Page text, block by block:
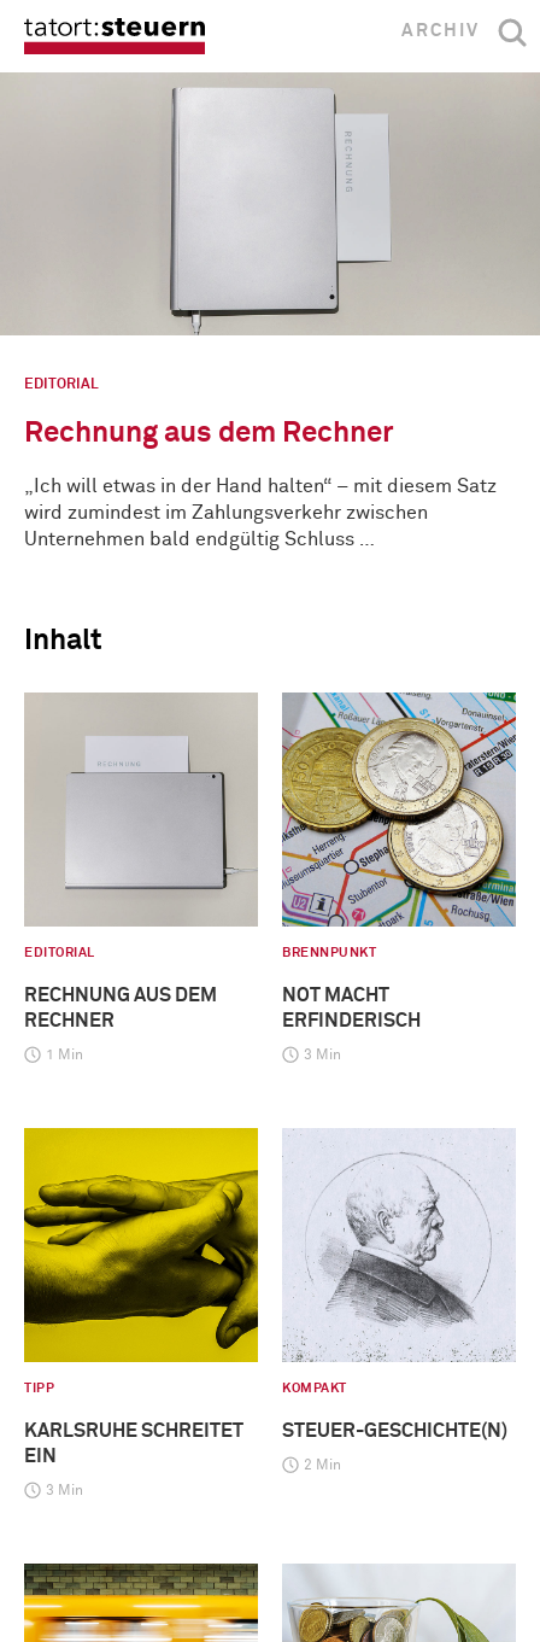
ARCHIV
EDITORIAL
Rechnung aus dem Rechner
„Ich will etwas in der Hand halten“ – mit diesem Satz
wird zumindest im Zahlungsverkehr zwischen
Unternehmen bald endgültig Schluss …
Inhalt
EDITORIAL
RECHNUNG AUS DEM
RECHNER
1 Min
BRENNPUNKT
NOT MACHT
ERFINDERISCH
3 Min
TIPP
KARLSRUHE SCHREITET
EIN
3 Min
KOMPAKT
STEUER-GESCHICHTE(N)
2 Min